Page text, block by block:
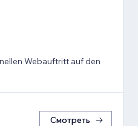
Webauftritt auf den
Смотреть